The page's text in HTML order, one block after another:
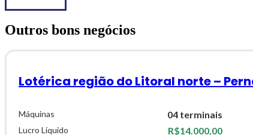
Outros bons negócios
Lotérica região do Litoral norte –
Máquinas 04 terminais
Lucro Líquido R$14.000,00